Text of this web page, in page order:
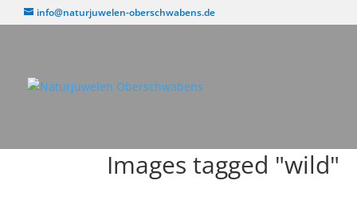
info@naturjuwelen-oberschwabens.de
Images tagged "wild"